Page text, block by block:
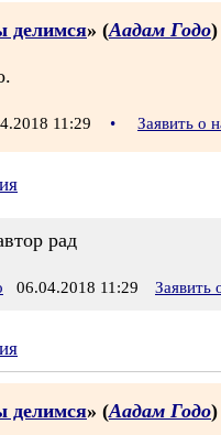
» (Аадам Годо)
11:29 • Заявить о
рад
06.04.2018 11:29 Заявить
» (Аадам Годо)